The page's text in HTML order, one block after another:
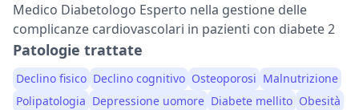
Medico Diabetologo Esperto nella gestione delle
complicanze cardiovascolari in pazienti con diabete 2
Patologie trattate
Declino fisico Declino cognitivo Osteoporosi Malnutrizione
Polipatologia Depressione uomore Diabete mellito Obesità